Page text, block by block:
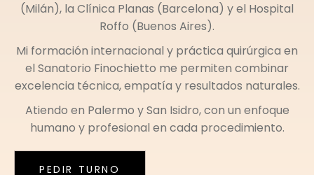
(Milán), la Clínica Planas (Barcelona) y el Hospital
Roffo (Buenos Aires).
Mi formación internacional y práctica quirúrgica en
el Sanatorio Finochietto me permiten combinar
excelencia técnica, empatía y resultados naturales.
Atiendo en Palermo ySan Isidro, con un enfoque
humano y profesional en cada procedimiento.
PEDIR TURNO